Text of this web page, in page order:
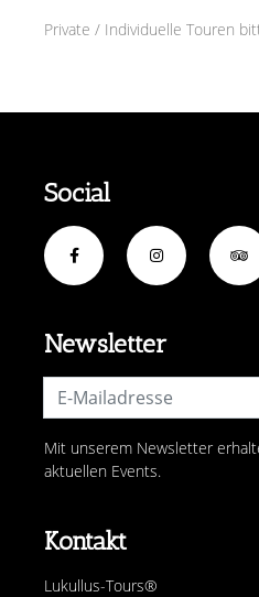
Private / Individuelle Touren
Kontakt
Lukullus-Tours®
Newsletter
Mit unserem Newsletter
aktuellen Events.
Social